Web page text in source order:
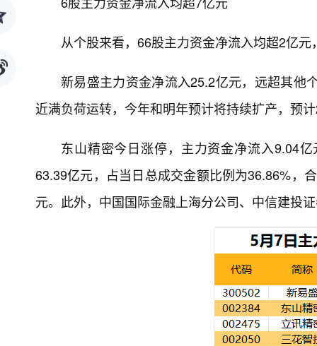
从个股来看，66股主力资金净流入均超2亿
新易盛主力资金净流入25.2亿元，远超其他
近满负荷运转，今年和明年预计将持续扩产，预
东山精密今日涨停，主力资金净流入9.04
63.39亿元，占当日总成交金额比例为36.86%，
元。此外，中国国际金融上海分公司、中信建投